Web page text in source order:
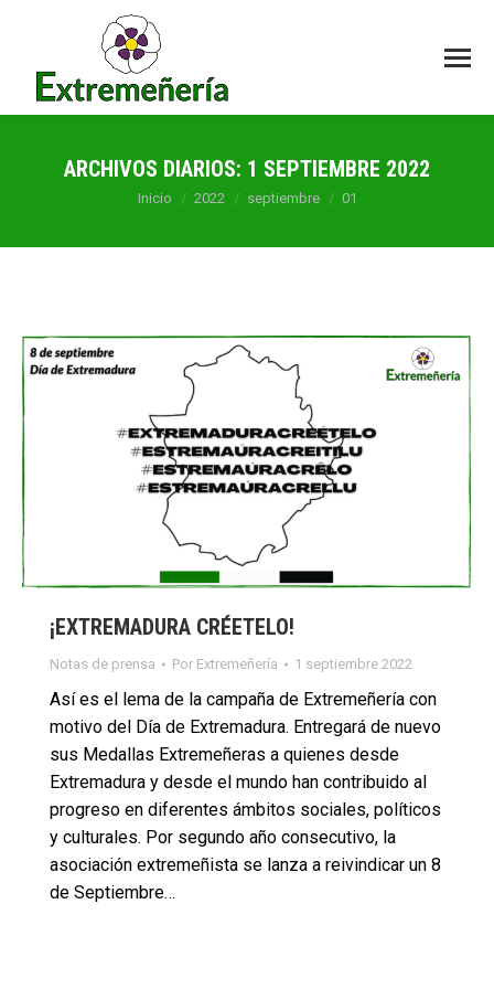
ARCHIVOS DIARIOS: 1 SEPTIEMBRE 2022
Estás aquí:
Inicio 2022 septiembre 01
¡EXTREMADURA CRÉETELO!
Notas de prensa Por Extremeñería 1 septiembre 2022
Así es el lema de la campaña de Extremeñería con
motivo del Día de Extremadura. Entregará de nuevo
sus Medallas Extremeñeras a quienes desde
Extremadura y desde el mundo han contribuido al
progreso en diferentes ámbitos sociales, políticos
y culturales. Por segundo año consecutivo, la
asociación extremeñista se lanza a reivindicar un 8
de Septiembre…